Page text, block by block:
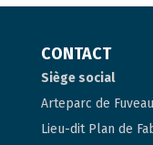
CONTACT
Siège social
Arteparc de
Lieu-dit Plan de